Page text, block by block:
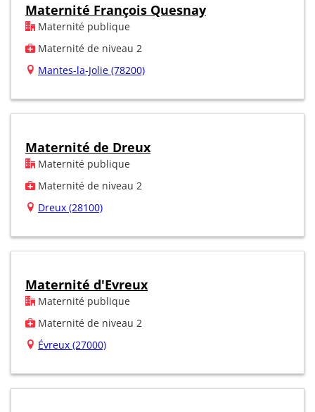
Maternité François Quesnay
Maternité publique
Maternité de niveau 2
Mantes-la-Jolie (78200)
Maternité de Dreux
Maternité publique
Maternité de niveau 2
Dreux (28100)
Maternité d'Evreux
Maternité publique
Maternité de niveau 2
Évreux (27000)